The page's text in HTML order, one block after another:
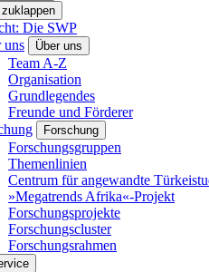
Die SWP
uns
Über uns
Team A-Z
Organisation
Grundlegendes
Freunde und Förderer
Forschung
Forschungsgruppen
Themenlinien
Centrum für angewandte
»Megatrends Afrika«-Projekt
Forschungsprojekte
Forschungscluster
Forschungsrahmen